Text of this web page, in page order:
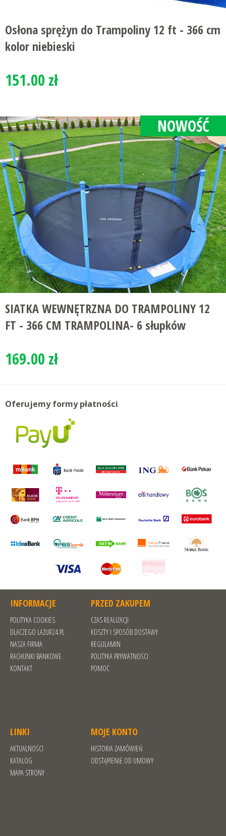
Osłona sprężyn do Trampoliny 12 ft - 366 cm
kolor niebieski
151.00 zł
NOWOŚĆ
SIATKA WEWNĘTRZNA DO TRAMPOLINY 12
FT - 366 CM TRAMPOLINA- 6 słupków
169.00 zł
Oferujemy formy płatności
INFORMACJE
POLITYKA COOKIES
DLACZEGO LAZUR24.PL
NASZA FIRMA
RACHUNKI BANKOWE
KONTAKT
PRZED ZAKUPEM
CZAS REALIZACJI
KOSZTY I SPOSÓB DOSTAWY
REGULAMIN
POLITYKA PRYWATNOŚCI
POMOC
LINKI
AKTUALNOŚCI
KATALOG
MAPA STRONY
MOJE KONTO
HISTORIA ZAMÓWIEŃ
ODSTĄPIENIE OD UMOWY